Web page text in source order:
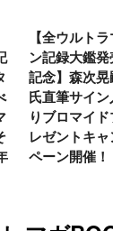
【全ウルトラ
ン記録大鑑発
記念】森次晃
氏直筆サイン
りブロマイド
レゼントキャ
ペーン開催！